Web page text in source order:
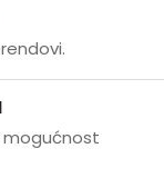
mogućnost